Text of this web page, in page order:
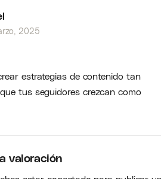
2025
estrategias de contenido tan
que tus seguidores crezcan como
valoración